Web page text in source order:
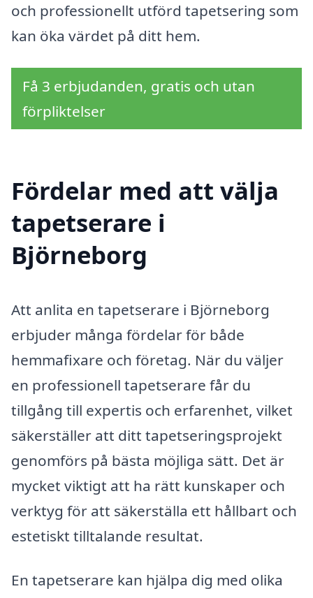
och professionellt utförd tapetsering som
kan öka värdet på ditt hem.
Få 3 erbjudanden, gratis och utan
förpliktelser
Fördelar med att välja
tapetserare i
Björneborg
Att anlita en tapetserare i Björneborg
erbjuder många fördelar för både
hemmafixare och företag. När du väljer
en professionell tapetserare får du
tillgång till expertis och erfarenhet, vilket
säkerställer att ditt tapetseringsprojekt
genomförs på bästa möjliga sätt. Det är
mycket viktigt att ha rätt kunskaper och
verktyg för att säkerställa ett hållbart och
estetiskt tilltalande resultat.
En tapetserare kan hjälpa dig med olika